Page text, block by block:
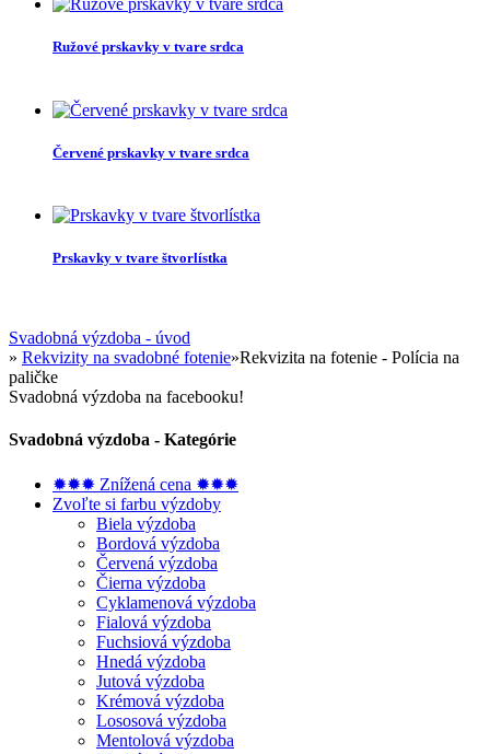
Ružové prskavky v tvare srdca
Červené prskavky v tvare srdca
Prskavky v tvare štvorlístka
Svadobná výzdoba - úvod
» Rekvizity na svadobné fotenie»Rekvizita na fotenie - Polícia na
paličke
Svadobná výzdoba na facebooku!
Svadobná výzdoba - Kategórie
✹✹✹ Znížená cena ✹✹✹
Zvoľte si farbu výzdoby
Biela výzdoba
Bordová výzdoba
Červená výzdoba
Čierna výzdoba
Cyklamenová výzdoba
Fialová výzdoba
Fuchsiová výzdoba
Hnedá výzdoba
Jutová výzdoba
Krémová výzdoba
Lososová výzdoba
Mentolová výzdoba